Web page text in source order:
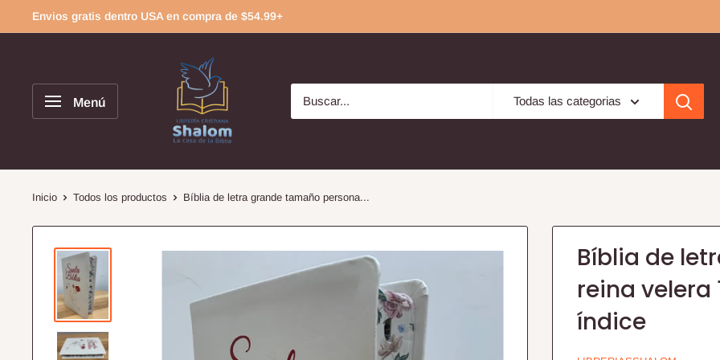
directamente
Envios gratis dentro USA en compra de $54.99+
Menú Todas las categorias
Inicio Todos los productos Bíblia de letra grande tamaño persona...
Bíblia de
reina velera
índice